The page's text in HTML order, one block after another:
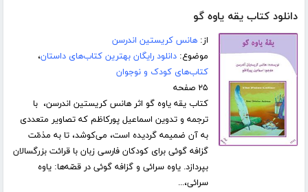
دانلود کتاب یقه یاوه گو
از:هانس کریستین اندرسن
موضوع:دانلود رایگان بهترین کتاب‌های داستان،
کتاب‌های کودک و نوجوان
۲۵ صفحه
کتاب یقه یاوه گو اثر هانس کریستین اندرسن، با
ترجمه و تدوین اسماعیل پورکاظم که تصاویر متعددی
به آن ضمیمه گردیده است، می‌کوشد، تا به مذمّت
گزافه گوئی برای کودکان فارسی زبان با قرائت بزرگسالان
بپردازد. یاوه سرائی و گزافه گوئی در قصّه‌ها: یاوه
سرائی،...